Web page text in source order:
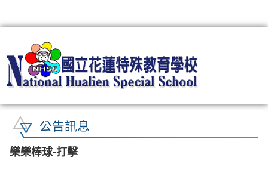
公告訊息
樂樂棒球-打擊